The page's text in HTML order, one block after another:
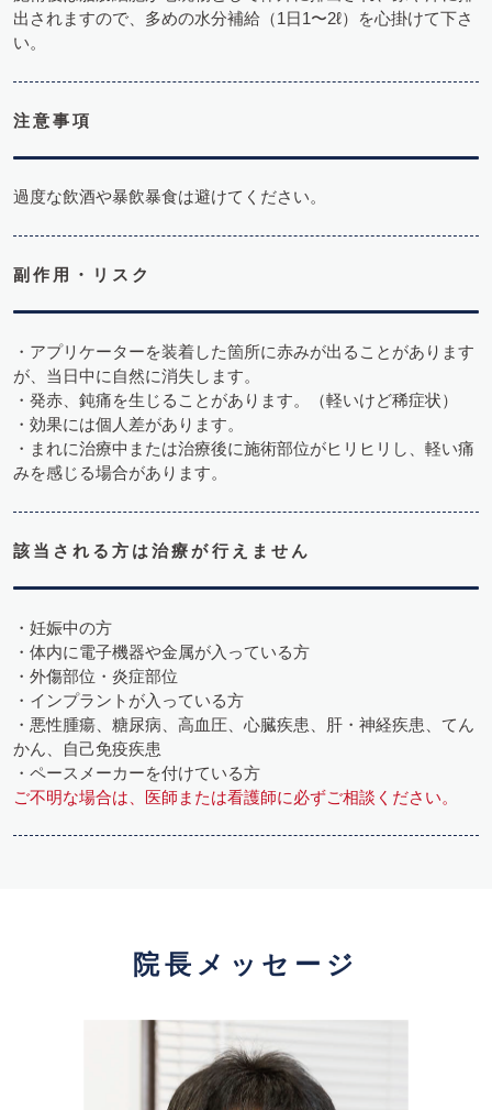
出されますので、多めの水分補給（1日1〜2ℓ）を心掛けて下さ
い。
注意事項
過度な飲酒や暴飲暴食は避けてください。
副作用・リスク
・アプリケーターを装着した箇所に赤みが出ることがあります
が、当日中に自然に消失します。
・発赤、鈍痛を生じることがあります。（軽いけど稀症状）
・効果には個人差があります。
・まれに治療中または治療後に施術部位がヒリヒリし、軽い痛
みを感じる場合があります。
該当される方は治療が行えません
・妊娠中の方
・体内に電子機器や金属が入っている方
・外傷部位・炎症部位
・インプラントが入っている方
・悪性腫瘍、糖尿病、高血圧、心臓疾患、肝・神経疾患、てん
かん、自己免疫疾患
・ペースメーカーを付けている方
ご不明な場合は、医師または看護師に必ずご相談ください。
院長メッセージ